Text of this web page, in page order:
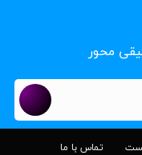
محور
تماس با ما